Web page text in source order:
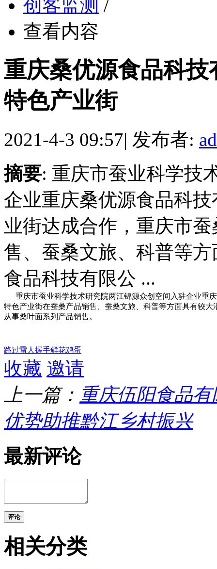
创客监测 /
查看内容
重庆桑优源食品科
特色产业街
2021-4-3 09:57| 发布者:
摘要: 重庆市蚕业科学技
企业重庆桑优源食品科
业街达成合作，重庆市
售、蚕桑文旅、科普等
食品科技有限公 ...
重庆市蚕业科学技术研究院两江锦源众创空间入驻企业重
特色产业街在蚕桑产品销售、蚕桑文旅、科普等方面具有较
从事桑叶面系列产品销售。
路过雷人 握手鲜花鸡蛋
收藏 邀请
上一篇： 重庆伍阳食品
优势助推黔江乡村振兴
最新评论
评论
相关分类